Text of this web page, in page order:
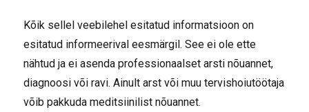
Kõik sellel veebilehel esitatud informatsioon on
esitatud informeerival eesmärgil. See ei ole ette
nähtud ja ei asenda professionaalset arsti nõuannet,
diagnoosi või ravi. Ainult arst või muu tervishoiutöötaja
võib pakkuda meditsiinilist nõuannet.